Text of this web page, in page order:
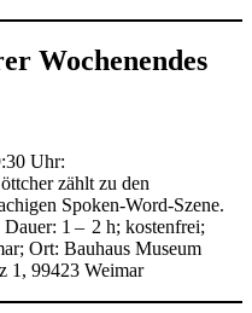
Wochenendes
Uhr:
zählt zu den
Spoken-Word-Szene.
1 – 2 h; kostenfrei;
Ort: Bauhaus Museum
1, 99423 Weimar